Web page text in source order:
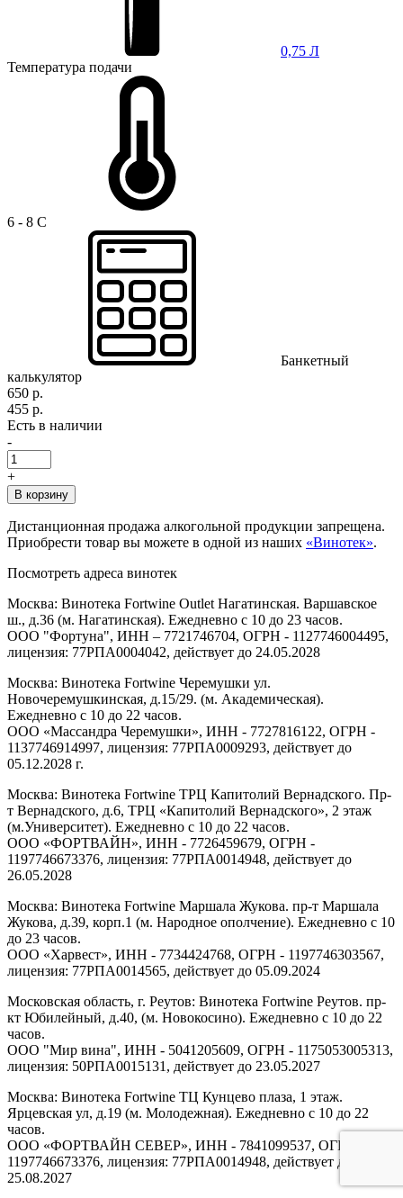
0,75 Л
Температура подачи
6 - 8 C
Банкетный
калькулятор
650 р.
455 р.
Есть в наличии
-
+
В корзину
Дистанционная продажа алкогольной продукции запрещена.
Приобрести товар вы можете в одной из наших «Винотек».
Посмотреть адреса винотек
Москва: Винотека Fortwine Outlet Нагатинская. Варшавское
ш., д.36 (м. Нагатинская). Ежедневно с 10 до 23 часов.
ООО "Фортуна", ИНН – 7721746704, ОГРН - 1127746004495,
лицензия: 77РПА0004042, действует до 24.05.2028
Москва: Винотека Fortwine Черемушки ул.
Новочеремушкинская, д.15/29. (м. Академическая).
Ежедневно с 10 до 22 часов.
ООО «Массандра Черемушки», ИНН - 7727816122, ОГРН -
1137746914997, лицензия: 77РПА0009293, действует до
05.12.2028 г.
Москва: Винотека Fortwine ТРЦ Капитолий Вернадского. Пр-
т Вернадского, д.6, ТРЦ «Капитолий Вернадского», 2 этаж
(м.Университет). Ежедневно с 10 до 22 часов.
ООО «ФОРТВАЙН», ИНН - 7726459679, ОГРН -
1197746673376, лицензия: 77РПА0014948, действует до
26.05.2028
Москва: Винотека Fortwine Маршала Жукова. пр-т Маршала
Жукова, д.39, корп.1 (м. Народное ополчение). Ежедневно с 10
до 23 часов.
ООО «Харвест», ИНН - 7734424768, ОГРН - 1197746303567,
лицензия: 77РПА0014565, действует до 05.09.2024
Московская область, г. Реутов: Винотека Fortwine Реутов. пр-
кт Юбилейный, д.40, (м. Новокосино). Ежедневно с 10 до 22
часов.
ООО "Мир вина", ИНН - 5041205609, ОГРН - 1175053005313,
лицензия: 50РПА0015131, действует до 23.05.2027
Москва: Винотека Fortwine ТЦ Кунцево плаза, 1 этаж.
Ярцевская ул, д.19 (м. Молодежная). Ежедневно с 10 до 22
часов.
ООО «ФОРТВАЙН СЕВЕР», ИНН - 7841099537, ОГРН -
1197746673376, лицензия: 77РПА0014948, действует до
25.08.2027